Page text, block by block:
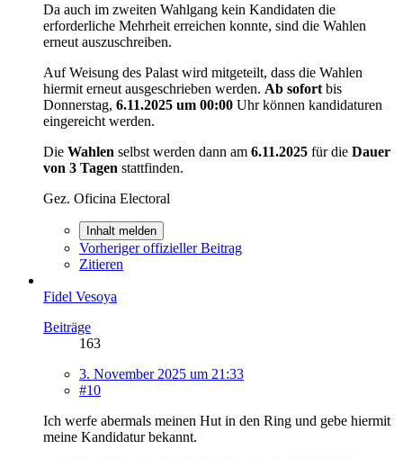
Da auch im zweiten Wahlgang kein Kandidaten die
erforderliche Mehrheit erreichen konnte, sind die Wahlen
erneut auszuschreiben.
Auf Weisung des Palast wird mitgeteilt, dass die Wahlen
hiermit erneut ausgeschrieben werden. Ab sofort bis
Donnerstag, 6.11.2025 um 00:00 Uhr können kandidaturen
eingereicht werden.
Die Wahlen selbst werden dann am 6.11.2025 für die Dauer
von 3 Tagen stattfinden.
Gez. Oficina Electoral
Inhalt melden
Vorheriger offizieller Beitrag
Zitieren
Fidel Vesoya
Beiträge
163
3. November 2025 um 21:33
#10
Ich werfe abermals meinen Hut in den Ring und gebe hiermit
meine Kandidatur bekannt.